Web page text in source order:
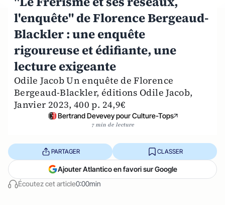
l'enquête" de Florence Bergeaud-
Blackler : une enquête
rigoureuse et édifiante, une
lecture exigeante
Odile Jacob Un enquête de Florence
Bergeaud-Blackler, éditions Odile Jacob,
Janvier 2023, 400 p. 24,9€
Bertrand Devevey pour Culture-Tops
7 min de lecture
Écoutez cet article0:00min
PARTAGER CLASSER
Ajouter Atlantico en favori sur Google